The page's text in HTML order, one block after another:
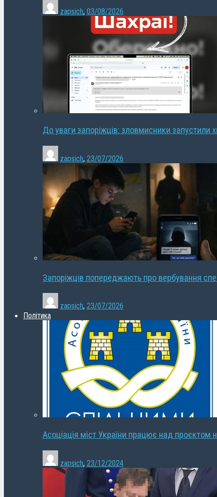
zapsich, 03/08/2026
До уваги запоріжців: зловмисники запустили
zapsich, 23/07/2026
Запоріжців попереджають про вербування
zapsich, 23/07/2026
Політика
Асоціація міст України працює над проєктом
zapsich, 23/12/2024